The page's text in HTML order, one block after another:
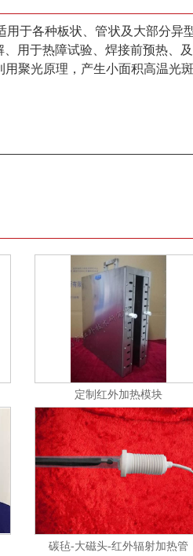
用于各种板状、管状及大部分异
用于热障试验、焊接前预热、
聚光原理，产生小面积高温光
定制红外加热模块
碳毡-大磁头-红外辐射加热管